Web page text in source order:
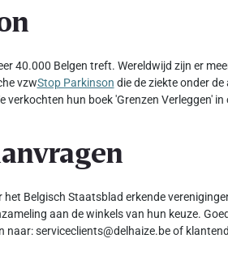
40.000 Belgen treft. Wereldwijd zijn er
vzwStop Parkinson die de ziekte onder
verkochten hun boek 'Grenzen Verleggen' in
Belgisch Staatsblad erkende
aan de winkels van hun keuze.
naar: serviceclients@delhaize.be of